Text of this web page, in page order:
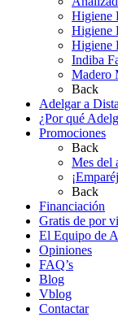
Higiene
Higiene
Higiene
Indiba
Madero
Back
Adelgar a
¿Por qué
Promociones
Back
Mes del
Back
Financiación
Gratis de por
El Equipo de
Opiniones
FAQ’s
Blog
Vblog
Contactar